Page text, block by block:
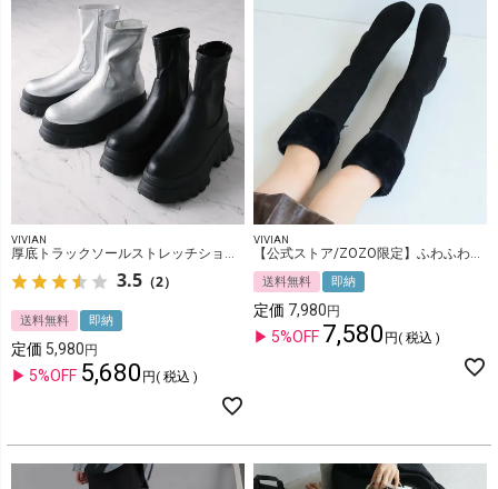
VIVIAN
厚底トラックソールストレッチショートブーツ
3.5 （2）
送料無料 即納
定価 5,980
5%OFF 5,680 税込
VIVIAN
【公式ストア/ZOZO限定】ふわふわファー厚底プラットフォームロングブーツ
送料無料 即納
定価 7,980
5%OFF 7,580 税込